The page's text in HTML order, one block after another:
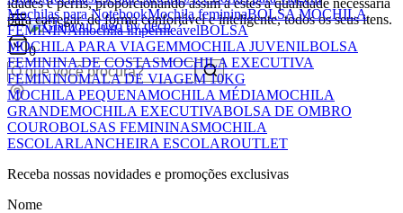
0
para carregar, de forma confortável e inteligente, todos os seus itens.
Mochilas para NotebookMochila femininaBOLSA MOCHILA
FEMININAmochila impermeávelBOLSA
MOCHILA PARA VIAGEMMOCHILA JUVENILBOLSA
FEMININA DE COSTASMOCHILA EXECUTIVA
FEMININOMALA DE VIAGEM 10KG
MOCHILA PEQUENAMOCHILA MÉDIAMOCHILA
GRANDEMOCHILA EXECUTIVABOLSA DE OMBRO
COUROBOLSAS FEMININASMOCHILA
ESCOLARLANCHEIRA ESCOLAROUTLET
Receba nossas novidades e promoções exclusivas
Nome